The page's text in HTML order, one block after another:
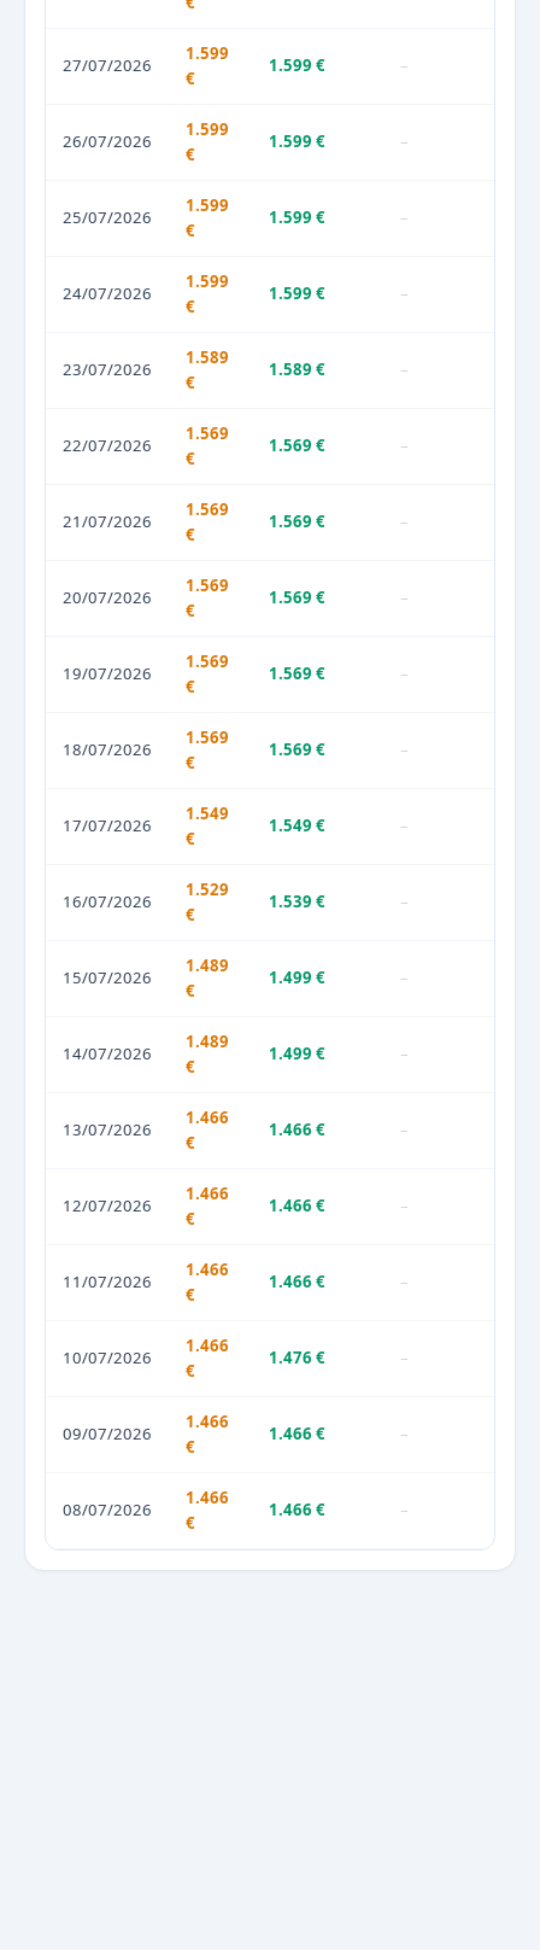
27/07/2026
1.599
€
1.599 € –
26/07/2026
1.599
€
1.599 € –
25/07/2026
1.599
€
1.599 € –
24/07/2026
1.599
€
1.599 € –
23/07/2026
1.589
€
1.589 € –
22/07/2026
1.569
€
1.569 € –
21/07/2026
1.569
€
1.569 € –
20/07/2026
1.569
€
1.569 € –
19/07/2026
1.569
€
1.569 € –
18/07/2026
1.569
€
1.569 € –
17/07/2026
1.549
€
1.549 € –
16/07/2026
1.529
€
1.539 € –
15/07/2026
1.489
€
1.499 € –
14/07/2026
1.489
€
1.499 € –
13/07/2026
1.466
€
1.466 € –
12/07/2026
1.466
€
1.466 € –
11/07/2026
1.466
€
1.466 € –
10/07/2026
1.466
€
1.476 € –
09/07/2026
1.466
€
1.466 € –
08/07/2026
1.466
€
1.466 € –